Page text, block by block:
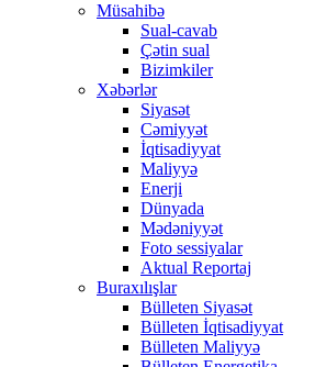
Müsahibə
Sual-cavab
Çətin sual
Bizimkiler
Xəbərlər
Siyasət
Cəmiyyət
İqtisadiyyat
Maliyyə
Enerji
Dünyada
Mədəniyyət
Foto sessiyalar
Aktual Reportaj
Buraxılışlar
Bülleten Siyasət
Bülleten İqtisadiyyat
Bülleten Maliyyə